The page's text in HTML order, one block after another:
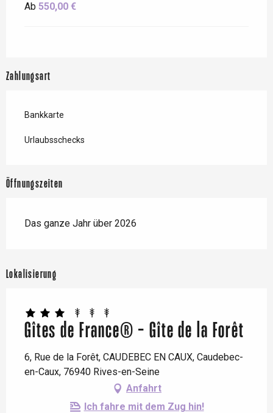
Ab 550,00 €
Zahlungsart
Bankkarte
Urlaubsschecks
Öffnungszeiten
Das ganze Jahr über 2026
Lokalisierung
Gîtes de France® - Gîte de la Forêt
6, Rue de la Forêt, CAUDEBEC EN CAUX, Caudebec-
en-Caux, 76940 Rives-en-Seine
Anfahrt
Ich fahre mit dem Zug hin!